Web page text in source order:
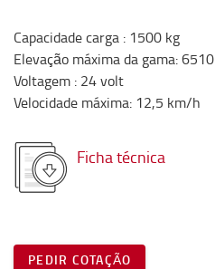
Capacidade carga : 1500 kg
Elevação máxima da gama:6510
Voltagem : 24volt
Velocidade máxima: 12,5 km/h
Ficha técnica
PEDIR COTAÇÃO